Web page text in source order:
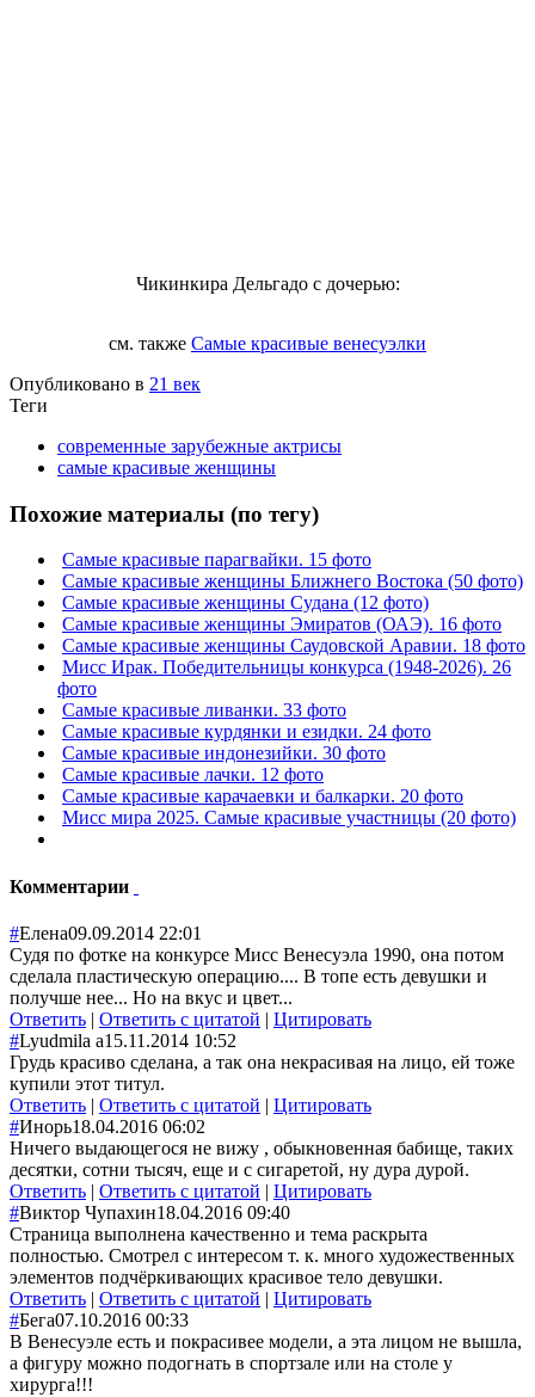
Чикинкира Дельгадо с дочерью:
см. также Самые красивые венесуэлки
Опубликовано в 21 век
Теги
современные зарубежные актрисы
самые красивые женщины
Похожие материалы (по тегу)
Самые красивые парагвайки. 15 фото
Самые красивые женщины Ближнего Востока (50 фото)
Самые красивые женщины Судана (12 фото)
Самые красивые женщины Эмиратов (ОАЭ). 16 фото
Самые красивые женщины Саудовской Аравии. 18 фото
Мисс Ирак. Победительницы конкурса (1948-2026). 26
фото
Самые красивые ливанки. 33 фото
Самые красивые курдянки и езидки. 24 фото
Самые красивые индонезийки. 30 фото
Самые красивые лачки. 12 фото
Самые красивые карачаевки и балкарки. 20 фото
Мисс мира 2025. Самые красивые участницы (20 фото)
Комментарии
#Елена09.09.2014 22:01
Судя по фотке на конкурсе Мисс Венесуэла 1990, она потом
сделала пластическую операцию.... В топе есть девушки и
получше нее... Но на вкус и цвет...
Ответить | Ответить с цитатой | Цитировать
#Lyudmila а15.11.2014 10:52
Грудь красиво сделана, а так она некрасивая на лицо, ей тоже
купили этот титул.
Ответить | Ответить с цитатой | Цитировать
#Инорь18.04.2016 06:02
Ничего выдающегося не вижу , обыкновенная бабище, таких
десятки, сотни тысяч, еще и с сигаретой, ну дура дурой.
Ответить | Ответить с цитатой | Цитировать
#Виктор Чупахин18.04.2016 09:40
Страница выполнена качественно и тема раскрыта
полностью. Смотрел с интересом т. к. много художественных
элементов подчёркивающих красивое тело девушки.
Ответить | Ответить с цитатой | Цитировать
#Бега07.10.2016 00:33
В Венесуэле есть и покрасивее модели, а эта лицом не вышла,
а фигуру можно подогнать в спортзале или на столе у
хирурга!!!